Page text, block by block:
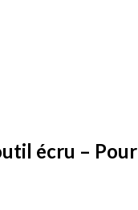
écru – Pour